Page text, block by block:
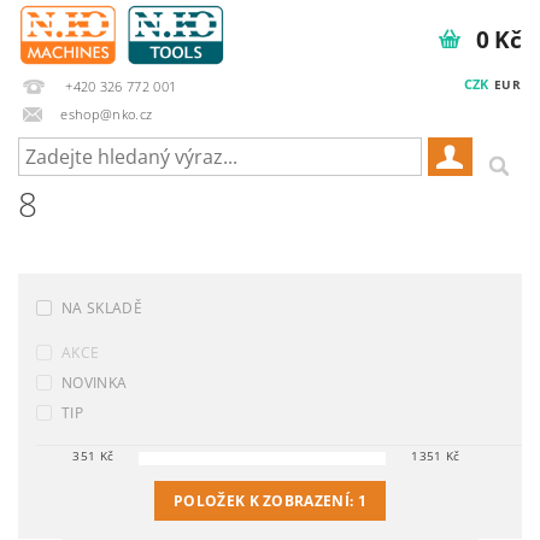
+420 326 772 001
eshop@nko.cz
CZK EUR
0 Kč
8
NA SKLADĚ
AKCE
NOVINKA
TIP
351 Kč 1351 Kč
POLOŽEK K ZOBRAZENÍ: 1